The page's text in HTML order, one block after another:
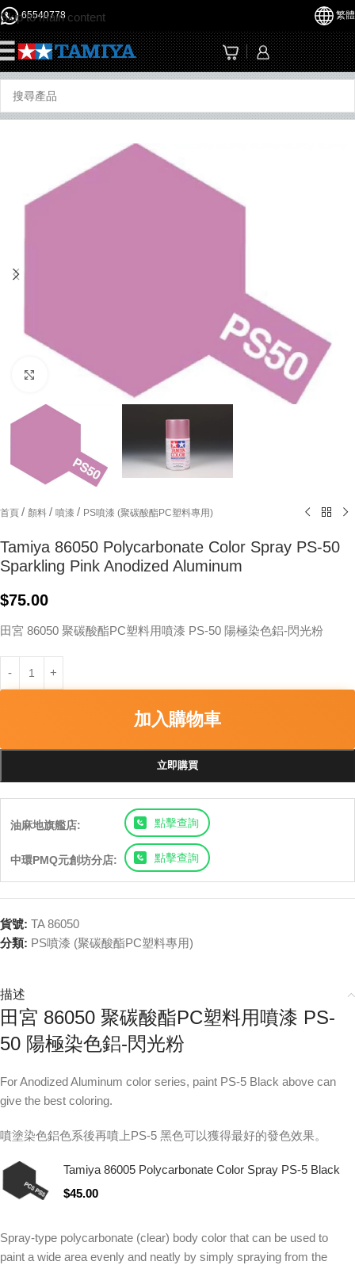
Skip to main content
65540778 繁體
Click to enlarge
首頁 / 顏料 / 噴漆 / PS噴漆 (聚碳酸酯PC塑料專用)
Tamiya 86050 Polycarbonate Color Spray PS-50
Sparkling Pink Anodized Aluminum
$75.00
田宮 86050 聚碳酸酯PC塑料用噴漆 PS-50 陽極染色鋁-閃光粉
加入購物車
立即購買
油麻地旗艦店: 點擊查詢
中環PMQ元創坊分店: 點擊查詢
貨號: TA 86050
分類: PS噴漆 (聚碳酸酯PC塑料專用)
描述
田宮 86050 聚碳酸酯PC塑料用噴漆 PS-
50 陽極染色鋁-閃光粉
For Anodized Aluminum color series, paint PS-5 Black above can
give the best coloring.
噴塗染色鋁色系後再噴上PS-5 黑色可以獲得最好的發色效果。
Tamiya 86005 Polycarbonate Color Spray PS-5 Black
$45.00
Spray-type polycarbonate (clear) body color that can be used to
paint a wide area evenly and neatly by simply spraying from the